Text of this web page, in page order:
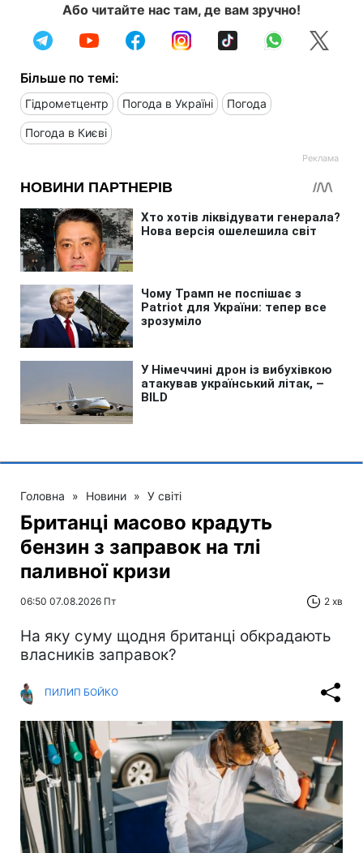
Або читайте нас там, де вам зручно!
Більше по темі:
Гідрометцентр Погода в Україні Погода
Погода в Києві
Головна » Новини » У світі
Британці масово крадуть
бензин з заправок на тлі
паливної кризи
06:50 07.08.2026 Пт 2 хв
На яку суму щодня британці обкрадають
власників заправок?
ПИЛИП БОЙКО